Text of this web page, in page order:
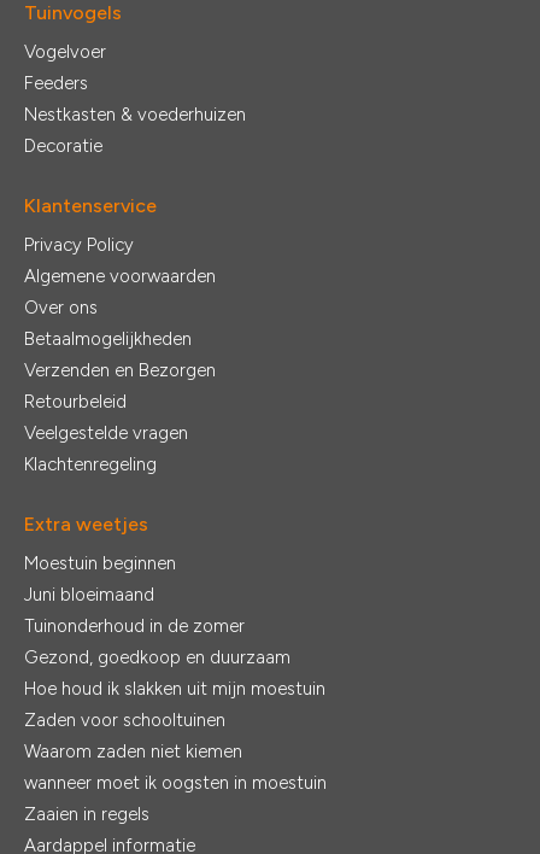
Tuinvogels
Vogelvoer
Feeders
Nestkasten & voederhuizen
Decoratie
Klantenservice
Privacy Policy
Algemene voorwaarden
Over ons
Betaalmogelijkheden
Verzenden en Bezorgen
Retourbeleid
Veelgestelde vragen
Klachtenregeling
Extra weetjes
Moestuin beginnen
Juni bloeimaand
Tuinonderhoud in de zomer
Gezond, goedkoop en duurzaam
Hoe houd ik slakken uit mijn moestuin
Zaden voor schooltuinen
Waarom zaden niet kiemen
wanneer moet ik oogsten in moestuin
Zaaien in regels
Aardappel informatie